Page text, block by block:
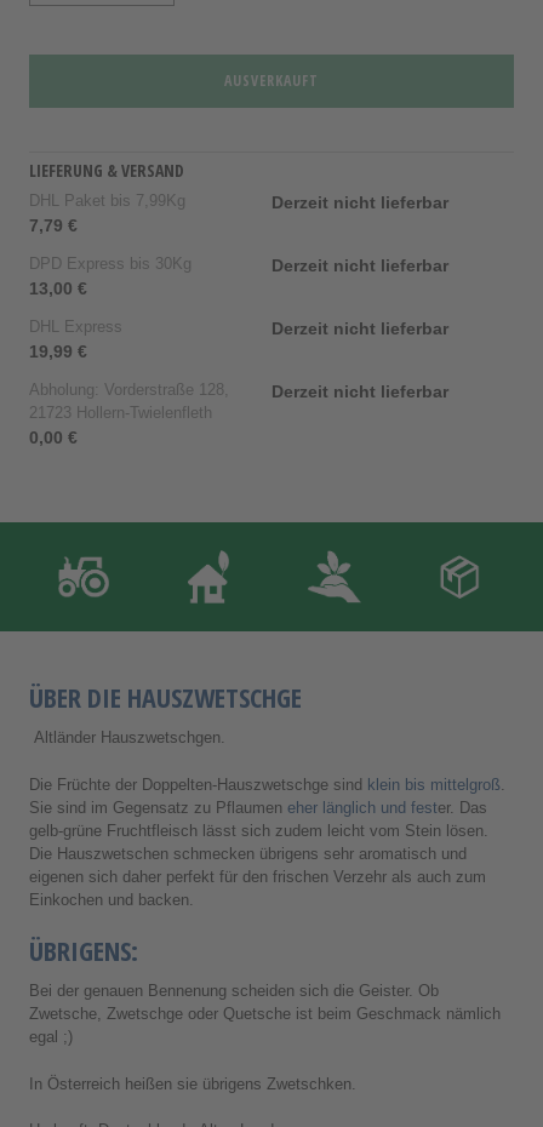
AUSVERKAUFT
LIEFERUNG & VERSAND
DHL Paket bis 7,99Kg
7,79 €
Derzeit nicht lieferbar
DPD Express bis 30Kg
13,00 €
Derzeit nicht lieferbar
DHL Express
19,99 €
Derzeit nicht lieferbar
Abholung: Vorderstraße 128,
21723 Hollern-Twielenfleth
0,00 €
Derzeit nicht lieferbar
ÜBER DIE HAUSZWETSCHGE
Altländer Hauszwetschgen.
Die Früchte der Doppelten-Hauszwetschge sind klein bis mittelgroß.
Sie sind im Gegensatz zu Pflaumen eher länglich und fester. Das
gelb-grüne Fruchtfleisch lässt sich zudem leicht vom Stein lösen.
Die Hauszwetschen schmecken übrigens sehr aromatisch und
eigenen sich daher perfekt für den frischen Verzehr als auch zum
Einkochen und backen.
ÜBRIGENS:
Bei der genauen Bennenung scheiden sich die Geister. Ob
Zwetsche, Zwetschge oder Quetsche ist beim Geschmack nämlich
egal ;)
In Österreich heißen sie übrigens Zwetschken.